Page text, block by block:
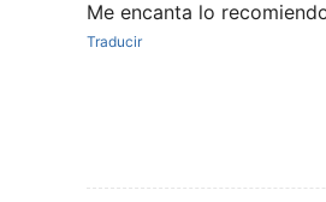
Me encanta lo
Traducir